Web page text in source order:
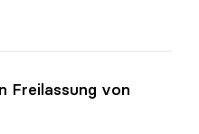
erstmals zu Gast
Freilassung von